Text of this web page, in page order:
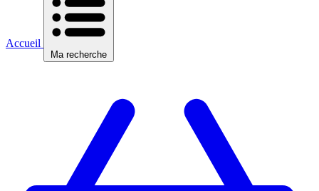
Accueil
Ma recherche